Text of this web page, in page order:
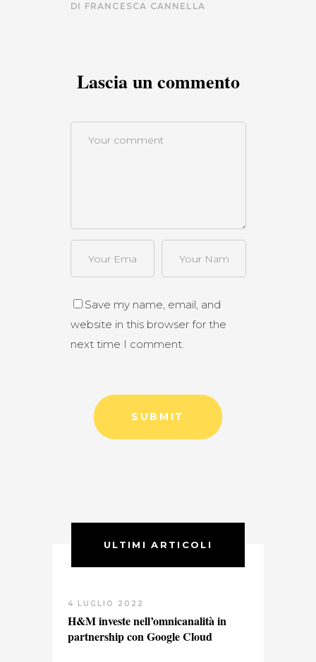
DI FRANCESCA CANNELLA
Lascia un commento
Save my name, email, and
website in this browser for the
next time I comment.
ULTIMI ARTICOLI
4 LUGLIO 2022
H&M investe nell’omnicanalità in
partnership con Google Cloud